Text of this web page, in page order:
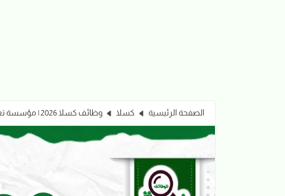
الصفحة الرئيسية كسلا وظائف كسلا 2026 | مؤسسة تعليمية تعلن عن وظائف إدارية وتعليمية متعددة